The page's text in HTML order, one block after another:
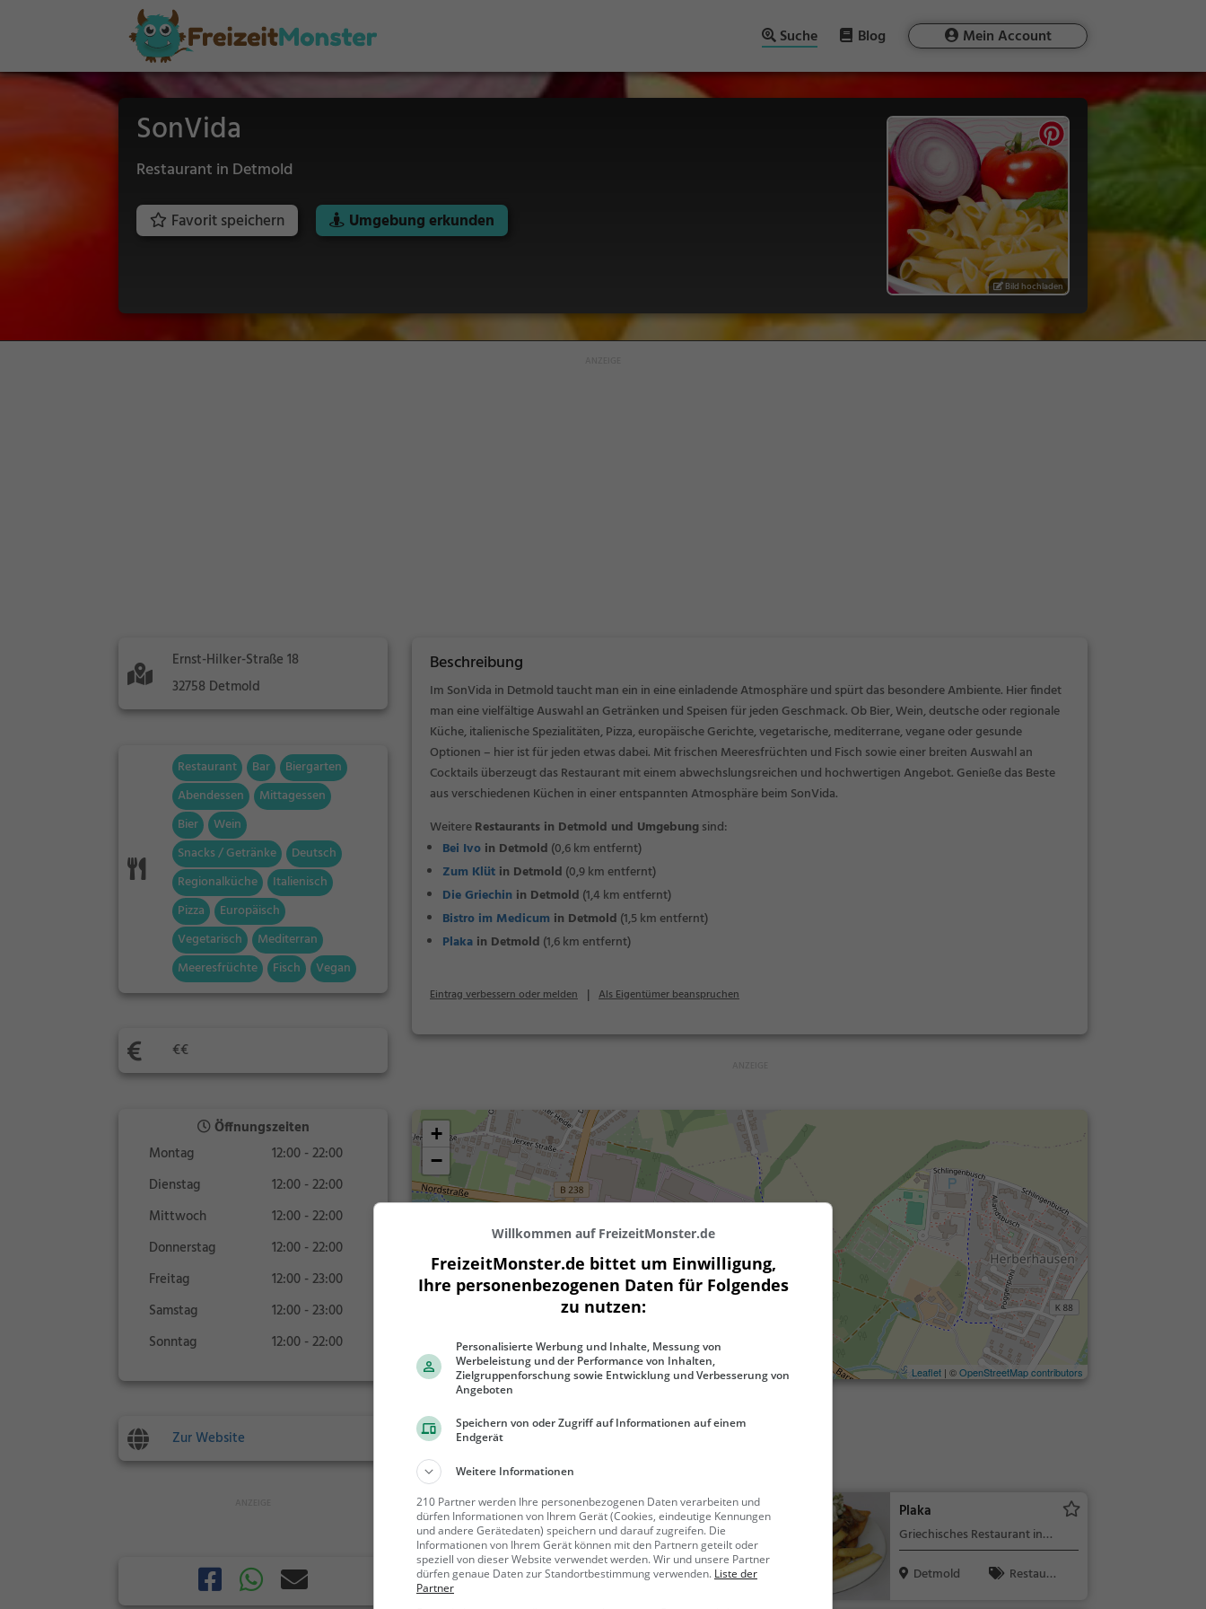
Suche Blog Mein Account
SonVida
Restaurant in Detmold
Favorit speichern Umgebung erkunden
Bild hochladen
Ernst-Hilker-Straße 18
32758 Detmold
Restaurant Bar
Biergarten
Abendessen
Mittagessen
Bier
Wein
Snacks / Getränke
Deutsch
Regionalküche
Italienisch
Pizza
Europäisch
Vegetarisch
Mediterran
Meeresfrüchte
Fisch Vegan
€€
Öffnungszeiten
Montag
12:00 - 22:00
Dienstag
12:00 - 22:00
Mittwoch
12:00 - 22:00
Donnerstag
12:00 - 22:00
Freitag
12:00 - 23:00
Samstag
12:00 - 23:00
Sonntag
12:00 - 22:00
Zur Website
Beschreibung
Im SonVida in Detmold taucht man ein in eine einladende Atmosphäre und spürt das besondere Ambiente. Hier findet
man eine vielfältige Auswahl an Getränken und Speisen für jeden Geschmack. Ob Bier, Wein, deutsche oder regionale
Küche, italienische Spezialitäten, Pizza, europäische Gerichte, vegetarische, mediterrane, vegane oder gesunde
Optionen – hier ist für jeden etwas dabei. Mit frischen Meeresfrüchten und Fisch sowie einer breiten Auswahl an
Cocktails überzeugt das Restaurant mit einem abwechslungsreichen und hochwertigen Angebot. Genieße das Beste
aus verschiedenen Küchen in einer entspannten Atmosphäre beim SonVida.
WeitereRestaurants in Detmold und Umgebungsind:
Bei Ivo in Detmold (0,6 km entfernt)
Zum Klüt in Detmold (0,9 km entfernt)
Die Griechin in Detmold (1,4 km entfernt)
Bistro im Medicum in Detmold (1,5 km entfernt)
Plaka in Detmold (1,6 km entfernt)
Eintrag verbessern oder melden | Als Eigentümer beanspruchen
+
−
200 m
500 ft
Leaflet | ©OpenStreetMap contributors
Gaststätten in der Nähe von
Zum Klüt
Restaurant in Detmold
Detmold
Restaura
Plaka
Griechisches Restaurant in
Detmold
Detmold
Restaura
Willkommen auf FreizeitMonster.de
FreizeitMonster.de bittet um Einwilligung,
Ihre personenbezogenen Daten für Folgendes
zu nutzen:
Personalisierte Werbung und Inhalte, Messung von
Werbeleistung und der Performance von Inhalten,
Zielgruppenforschung sowie Entwicklung und Verbesserung von
Angeboten
Speichern von oder Zugriff auf Informationen auf einem
Endgerät
Weitere Informationen
210 Partner werden Ihre personenbezogenen Daten verarbeiten und
dürfen Informationen von Ihrem Gerät (Cookies, eindeutige Kennungen
und andere Gerätedaten) speichern und darauf zugreifen. Die
Informationen von Ihrem Gerät können mit den Partnern geteilt oder
speziell von dieser Website verwendet werden. Wir und unsere Partner
dürfen genaue Daten zur Standortbestimmung verwenden. Liste der
Partner